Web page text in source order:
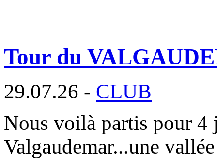
Tour du
29.07.26 - CLUB
Nous voilà partis pour 4
Valgaudemar...une